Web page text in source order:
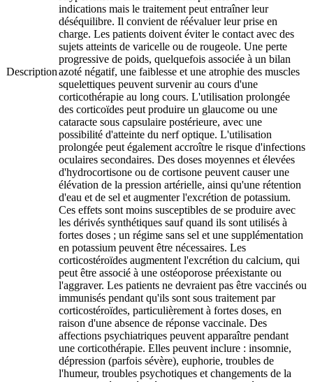
Description
indications mais le traitement peut entraîner leur
déséquilibre. Il convient de réévaluer leur prise en
charge. Les patients doivent éviter le contact avec des
sujets atteints de varicelle ou de rougeole. Une perte
progressive de poids, quelquefois associée à un bilan
azoté négatif, une faiblesse et une atrophie des muscles
squelettiques peuvent survenir au cours d'une
corticothérapie au long cours. L'utilisation prolongée
des corticoïdes peut produire un glaucome ou une
cataracte sous capsulaire postérieure, avec une
possibilité d'atteinte du nerf optique. L'utilisation
prolongée peut également accroître le risque d'infections
oculaires secondaires. Des doses moyennes et élevées
d'hydrocortisone ou de cortisone peuvent causer une
élévation de la pression artérielle, ainsi qu'une rétention
d'eau et de sel et augmenter l'excrétion de potassium.
Ces effets sont moins susceptibles de se produire avec
les dérivés synthétiques sauf quand ils sont utilisés à
fortes doses ; un régime sans sel et une supplémentation
en potassium peuvent être nécessaires. Les
corticostéroïdes augmentent l'excrétion du calcium, qui
peut être associé à une ostéoporose préexistante ou
l'aggraver. Les patients ne devraient pas être vaccinés ou
immunisés pendant qu'ils sont sous traitement par
corticostéroïdes, particulièrement à fortes doses, en
raison d'une absence de réponse vaccinale. Des
affections psychiatriques peuvent apparaître pendant
une corticothérapie. Elles peuvent inclure : insomnie,
dépression (parfois sévère), euphorie, troubles de
l'humeur, troubles psychotiques et changements de la